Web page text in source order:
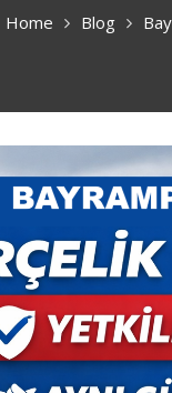
Home Blog